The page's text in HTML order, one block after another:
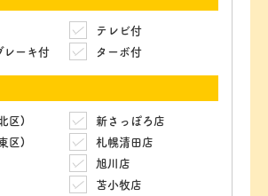
テレビ付
レーキ付
ターボ付
区)
新さっぽろ店
区)
札幌清田店
旭川店
苫小牧店